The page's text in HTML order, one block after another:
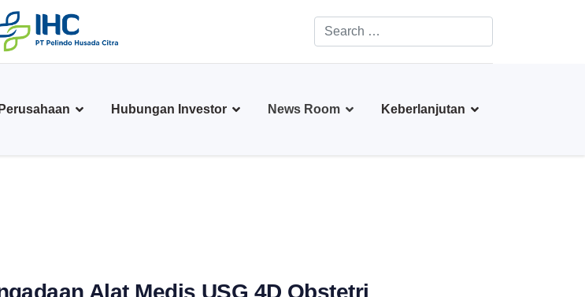
Search
Hubungan Investor News Room Keberlanjutan
Alat Medis USG 4D Obstetri